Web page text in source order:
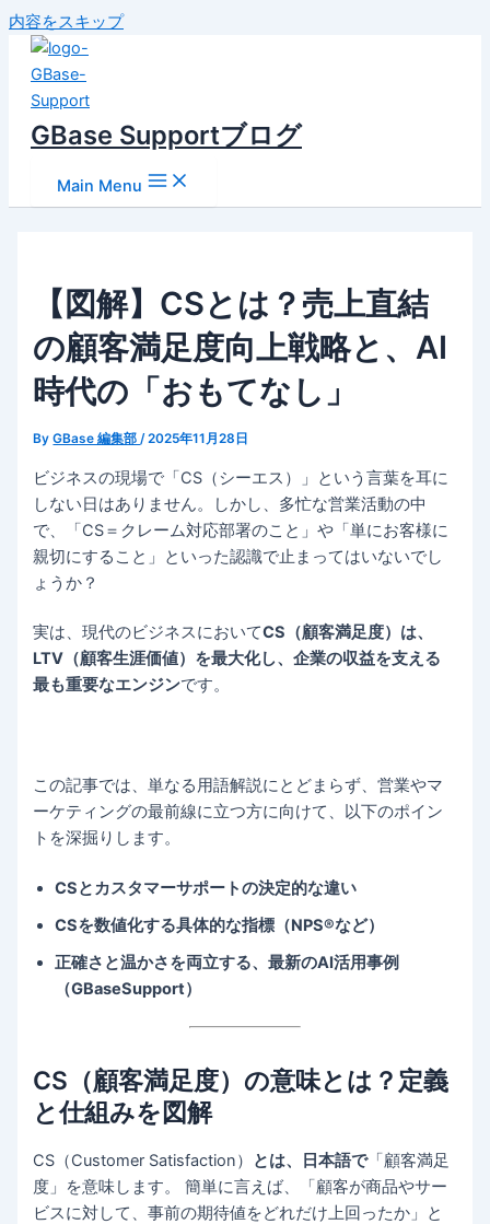
内容をスキップ
GBase Supportブログ
Main Menu
【図解】CSとは？売上直結
の顧客満足度向上戦略と、AI
時代の「おもてなし」
ByGBase 編集部/2025年11月28日
ビジネスの現場で「CS（シーエス）」という言葉を耳に
しない日はありません。しかし、多忙な営業活動の中
で、「CS＝クレーム対応部署のこと」や「単にお客様に
親切にすること」といった認識で止まってはいないでし
ょうか？
実は、現代のビジネスにおいてCS（顧客満足度）は、
LTV（顧客生涯価値）を最大化し、企業の収益を支える
最も重要なエンジンです。
この記事では、単なる用語解説にとどまらず、営業やマ
ーケティングの最前線に立つ方に向けて、以下のポイン
トを深掘りします。
CSとカスタマーサポートの決定的な違い
CSを数値化する具体的な指標（NPS®など）
正確さと温かさを両立する、最新のAI活用事例
（GBaseSupport）
CS（顧客満足度）の意味とは？定義
と仕組みを図解
CS（Customer Satisfaction） とは、日本語で「顧客満足
度」を意味します。 簡単に言えば、「顧客が商品やサー
ビスに対して、事前の期待値をどれだけ上回ったか」と